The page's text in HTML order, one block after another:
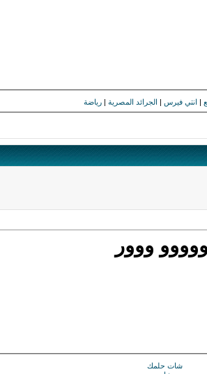
انتي فيرس الجرائد المصرية | رياضة
ووور
شات حلمك